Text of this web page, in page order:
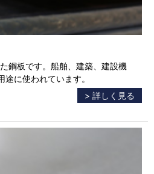
鋼板です。船舶、建築、建設機
に使われています。
> 詳しく見る